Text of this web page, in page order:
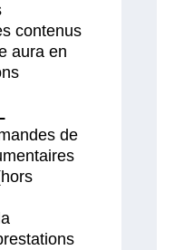
contenus
aura en
de